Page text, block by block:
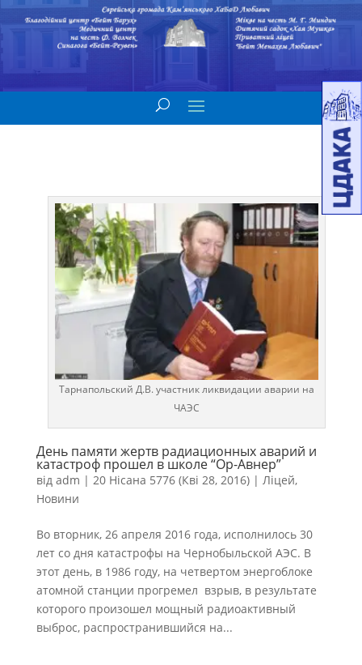
Тарнапольский Д.В. участник ликвидации аварии на
ЧАЭС
День памяти жертв радиационных аварий и
катастроф прошел в школе “Ор-Авнер”
від adm | 20 Нісана 5776 (Кві 28, 2016)| Ліцей,
Новини
Во вторник, 26 апреля 2016 года, исполнилось 30
лет со дня катастрофы на Чернобыльской АЭС. В
этот день, в 1986 году, на четвертом энергоблоке
атомной станции прогремел взрыв, в результате
которого произошел мощный радиоактивный
выброс, распространившийся на...